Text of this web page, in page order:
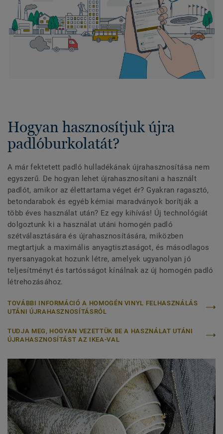
Hogyan hasznosítjuk újra
padlóburkolatát?
A már fektetett padló hulladékának újrahasznosítása nem
egyszerű. De hogyan lehet újrahasznosítani a használt
padlót, amikor az élettartama véget ér? Gyakran ragasztó,
betondarabok és egyéb kémiai maradványok borítják a
több éves használat után? Ez egy kihívás! Új technológiát
dolgoztunk ki a használat utáni homogén padló
szétválasztására és újrahasznosítására, miközben
megtartjuk a maximális anyagtisztaságot, és másodlagos
nyersanyagokat hozunk létre, amelyek ugyanolyan jó
teljesítményt és tartósságot kínálnak az új homogén padló
létrehozásához.
TOVÁBBI INFORMÁCIÓ A HOMOGÉN VINYL FELHASZNÁLÁS
UTÁNI ÚJRAHASZNOSÍTÁSRÓL
TUDJA MEG, HOGYAN VEZETTÜK BE A HASZNÁLAT UTÁNI
ÚJRAHASZNOSÍTÁST AZ IKEA-VAL